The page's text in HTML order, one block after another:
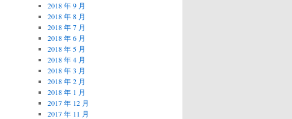
2018 年 9 月
2018 年 8 月
2018 年 7 月
2018 年 6 月
2018 年 5 月
2018 年 4 月
2018 年 3 月
2018 年 2 月
2018 年 1 月
2017 年 12 月
2017 年 11 月